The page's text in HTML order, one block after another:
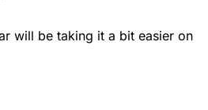
will be taking it a bit easier on